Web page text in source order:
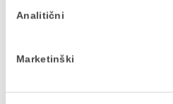
Analitični
Marketinški